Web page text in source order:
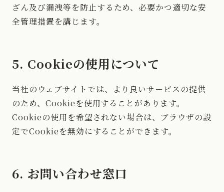
ざん及び漏洩等を防止するため、必要かつ適切な安
全管理措置を講じます。
5. Cookieの使用について
当社のウェブサイトでは、より良いサービスの提供
のため、Cookieを使用することがあります。
Cookieの使用を希望されない場合は、ブラウザの設
定でCookieを無効にすることができます。
6. お問い合わせ窓口